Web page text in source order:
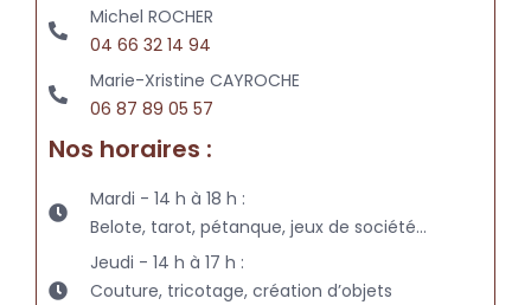
Michel ROCHER
04 66 32 14 94
Marie-Xristine CAYROCHE
06 87 89 05 57
Nos horaires :
Mardi - 14 h à 18 h :
Belote, tarot, pétanque, jeux de société…
Jeudi - 14 h à 17 h :
Couture, tricotage, création d’objets